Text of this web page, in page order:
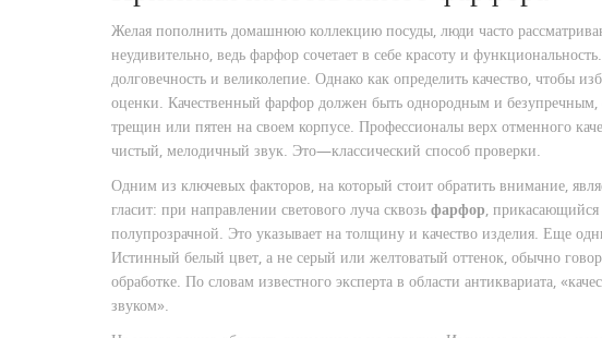
Желая пополнить домашнюю коллекцию посуды, люди часто
неудивительно, ведь фарфор сочетает в себе красоту и
долговечность и великолепие. Однако как определить качество, чтобы
оценки. Качественный фарфор должен быть однородным и
трещин или пятен на своем корпусе. Профессионалы верх отменного
чистый, мелодичный звук. Это—классический способ проверки.
Одним из ключевых факторов, на который стоит обратить внимание,
гласит: при направлении светового луча сквозь фарфор ,
полупрозрачной. Это указывает на толщину и качество изделия. Еще
Истинный белый цвет, а не серый или желтоватый оттенок, обычно
обработке. По словам известного эксперта в области антиквариата,
звуком».